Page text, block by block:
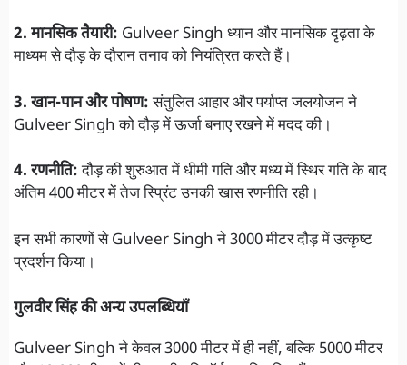
2. मानसिक तैयारी: Gulveer Singh ध्यान और मानसिक दृढ़ता के
माध्यम से दौड़ के दौरान तनाव को नियंत्रित करते हैं।
3. खान-पान और पोषण:संतुलित आहार और पर्याप्त जलयोजन ने
Gulveer Singh को दौड़ में ऊर्जा बनाए रखने में मदद की।
4. रणनीति:दौड़ की शुरुआत में धीमी गति और मध्य में स्थिर गति के बाद
अंतिम 400 मीटर में तेज स्प्रिंट उनकी खास रणनीति रही।
इन सभी कारणों से Gulveer Singh ने 3000 मीटर दौड़ में उत्कृष्ट
प्रदर्शन किया।
गुलवीर सिंह की अन्य उपलब्धियाँ
Gulveer Singh ने केवल 3000 मीटर में ही नहीं, बल्कि 5000 मीटर